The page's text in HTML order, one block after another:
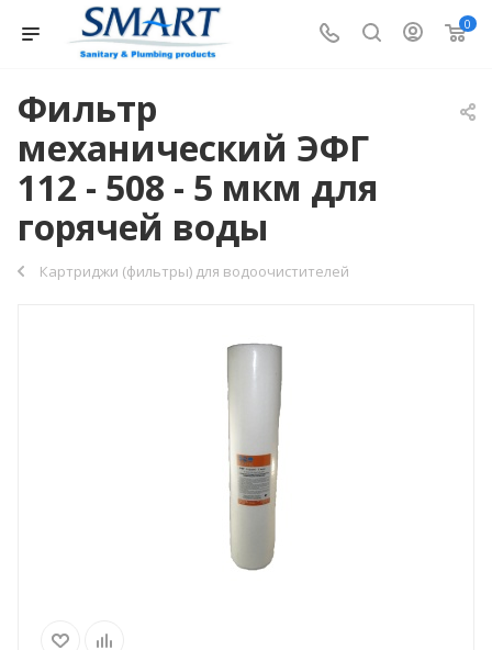
0
Фильтр
механический ЭФГ
112 - 508 - 5 мкм для
горячей воды
Картриджи (фильтры) для водоочистителей